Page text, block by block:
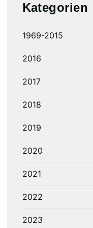
Kategorien
1969-2015
2016
2017
2018
2019
2020
2021
2022
2023